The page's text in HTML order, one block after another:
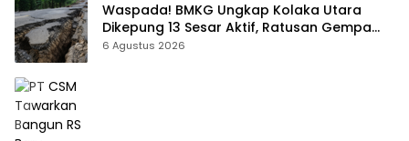
Waspada! BMKG Ungkap Kolaka Utara
Dikepung 13 Sesar Aktif, Ratusan Gempa
Sudah Terekam
6 Agustus 2026